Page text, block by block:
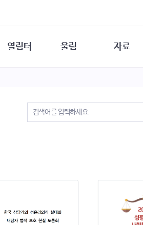
열림터 울림 자료
뉴스레터